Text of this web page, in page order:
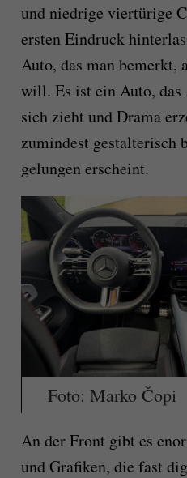
und niedrige viertürige
ersten Eindruck
Auto, das man bemerkt,
will. Es ist ein Auto,
sich zieht und Drama
zumindest gestalterisch
gelungen erscheint.
Foto: Marko Čopi
An der Front gibt es
und Grafiken, die fast